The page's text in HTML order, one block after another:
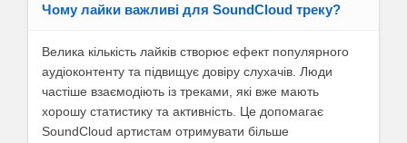
Чому лайки важливі для SoundCloud треку?
Велика кількість лайків створює ефект популярного
аудіоконтенту та підвищує довіру слухачів. Люди
частіше взаємодіють із треками, які вже мають
хорошу статистику та активність. Це допомагає
SoundCloud артистам отримувати більше